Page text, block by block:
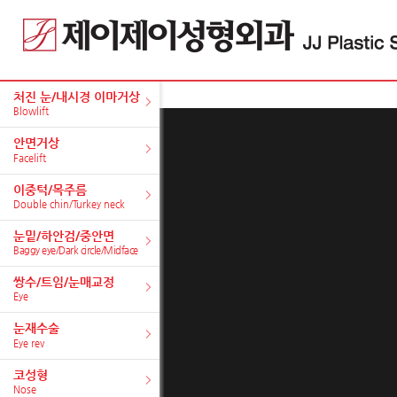
처진 눈/내시경 이마거상
Blowlift
안면거상
Facelift
이중턱/목주름
Double chin/Turkey neck
눈밑/하안검/중안면
Baggy eye/Dark circle/Midface
쌍수/트임/눈매교정
Eye
눈재수술
Eye rev
코성형
Nose